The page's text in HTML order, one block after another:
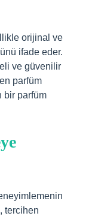
orijinal ve
ifade eder.
ve güvenilir
parfüm
bir parfüm
tercihen